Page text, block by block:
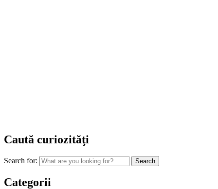
Caută curiozităţi
Search for:
Categorii